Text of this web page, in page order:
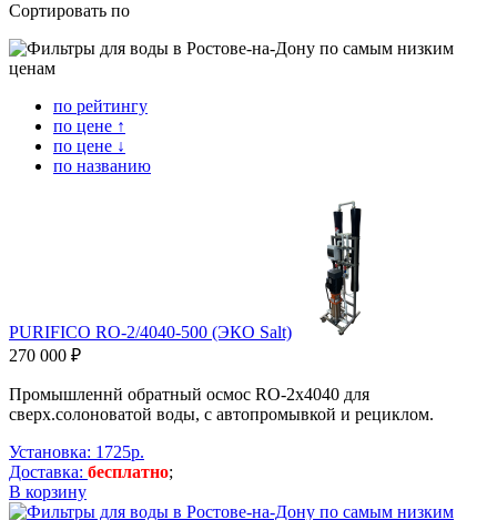
Сортировать по
по рейтингу
по цене ↑
по цене ↓
по названию
PURIFICO RO-2/4040-500 (ЭКО Salt)
270 000 ₽
Промышленнй обратный осмос RO-2х4040 для
сверх.солоноватой воды, с автопромывкой и рециклом.
Установка: 1725р.
Доставка: бесплатно;
В корзину